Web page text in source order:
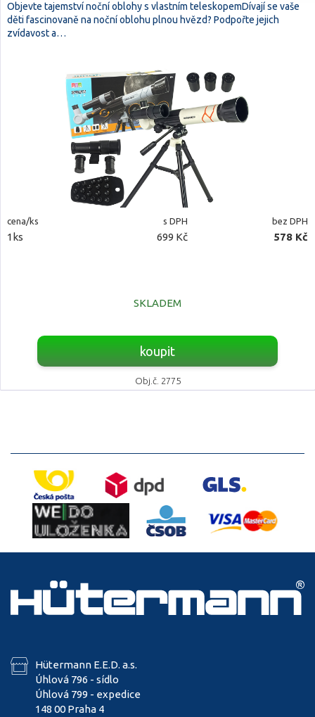
Objevte tajemství noční oblohy s vlastním teleskopemDívají se vaše
děti fascinovaně na noční oblohu plnou hvězd? Podpořte jejich
zvídavost a…
cena/ks s DPH bez DPH
1ks 699 Kč 578 Kč
SKLADEM
koupit
Obj.č. 2775
Hütermann E.E.D. a.s.
Úhlová 796 - sídlo
Úhlová 799 - expedice
148 00 Praha 4